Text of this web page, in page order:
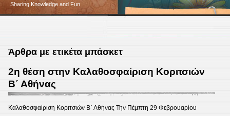
Sharing Knowledge and Fun
Άρθρα με ετικέτα μπάσκετ
2η θέση στην Καλαθοσφαίριση Κοριτσιών
Β΄ Αθήνας
Καλαθοσφαίριση Κοριτσιών Β΄ Αθήνας Την Πέμπτη 29 Φεβρουαρίου